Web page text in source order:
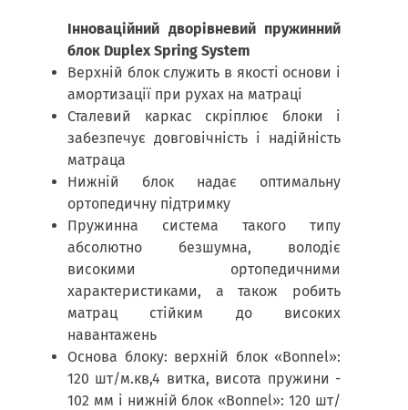
Інноваційний дворівневий пружинний
блок Duplex Spring System
Верхній блок служить в якості основи і
амортизації при рухах на матраці
Сталевий каркас скріплює блоки і
забезпечує довговічність і надійність
матраца
Нижній блок надає оптимальну
ортопедичну підтримку
Пружинна система такого типу
абсолютно безшумна, володіє
високими ортопедичними
характеристиками, а також робить
матрац стійким до високих
навантажень
Основа блоку: верхній блок «Bonnel»:
120 шт/м.кв,4 витка, висота пружини -
102 мм і нижній блок «Bonnel»: 120 шт/